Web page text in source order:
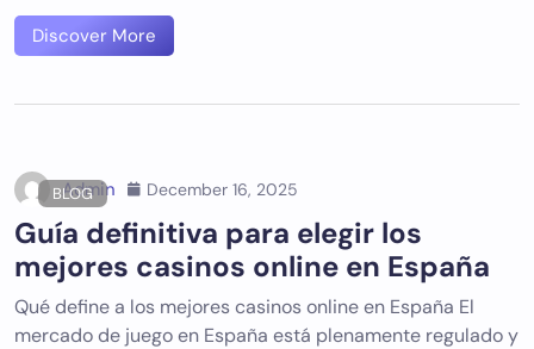
Discover More
BLOG
Admin December 16, 2025
Guía definitiva para elegir los
mejores casinos online en España
Qué define a los mejores casinos online en España El
mercado de juego en España está plenamente regulado y